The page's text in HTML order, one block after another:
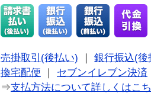
売掛取引(後払い)
銀行振込(後
換宅配便
セブンイレブン決済
⇒支払方法について詳しくはこ